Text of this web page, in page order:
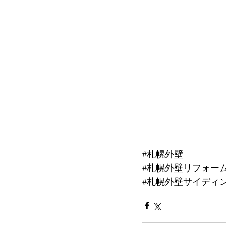
#札幌外壁
#札幌外壁リフォー
#札幌外壁サイディ